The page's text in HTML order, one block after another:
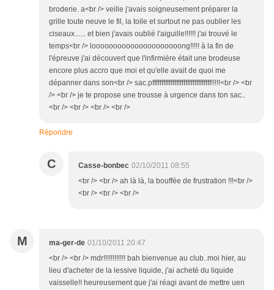
broderie. a<br /> veille j'avais soigneusement préparer la
grille toute neuve le fil, la toile et surtout ne pas oublier les
ciseaux...... et bien j'avais oublié l'aiguille!!!!!! j'ai trouvé le
temps<br /> looooooooooooooooooooong!!!!! à la fin de
l'épreuve j'ai découvert que l'infirmière était une brodeuse
encore plus accro que moi et qu'elle avait de quoi me
dépanner dans son<br /> sac.pffffffffffffffffffffffffffffffff!!!!!<br /> <br
/> <br /> je te propose une trousse à urgence dans ton sac..
<br /> <br /> <br /> <br />
Répondre
C Casse-bonbec 02/10/2011 08:55
<br /> <br /> ah là là, la bouffée de frustration !!!<br />
<br /> <br /> <br />
M ma-ger-de 01/10/2011 20:47
<br /> <br /> mdr!!!!!!!!!!!! bah bienvenue au club..moi hier, au
lieu d'acheter de la lessive liquide, j'ai acheté du liquide
vaisselle!! heureusement que j'ai réagi avant de mettre uen